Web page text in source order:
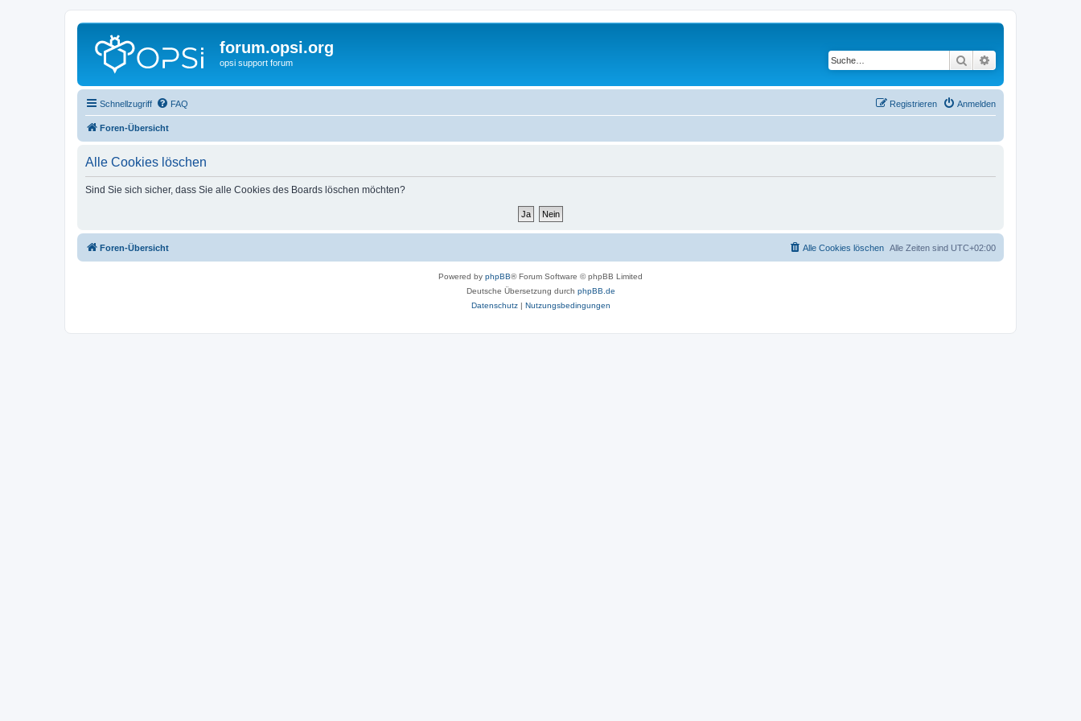
forum.opsi.org
opsi support forum Suche
Schnellzugriff FAQ Anmelden
Registrieren
Foren-Übersicht
Alle Cookies löschen
Sind Sie sich sicher, dass Sie alle Cookies des Boards löschen möchten?
Foren-Übersicht Alle Zeiten sind UTC+02:00
Alle Cookies löschen
Powered by phpBB® Forum Software © phpBB Limited
Deutsche Übersetzung durch phpBB.de
Datenschutz| Nutzungsbedingungen